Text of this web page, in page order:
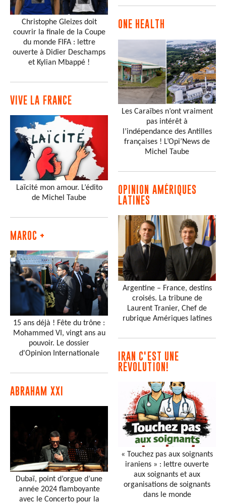
Christophe Gleizes doit
couvrir la finale de la Coupe
du monde FIFA : lettre
ouverte à Didier Deschamps
et Kylian Mbappé !
VIVE LA FRANCE
Laïcité mon amour. L’édito
de Michel Taube
MAROC +
15 ans déjà ! Fête du trône :
Mohammed VI, vingt ans au
pouvoir. Le dossier
d'Opinion Internationale
ABRAHAM XXI
Dubaï, point d’orgue d’une
année 2024 flamboyante
avec le Concerto pour la
ONE HEALTH
Les Caraïbes n’ont vraiment
pas intérêt à
l’indépendance des Antilles
françaises ! L’Opi’News de
Michel Taube
OPINION AMÉRIQUES
LATINES
Argentine – France, destins
croisés. La tribune de
Laurent Tranier, Chef de
rubrique Amériques latines
IRAN C'EST UNE
RÉVOLUTION!
« Touchez pas aux soignants
iraniens » : lettre ouverte
aux soignants et aux
organisations de soignants
dans le monde